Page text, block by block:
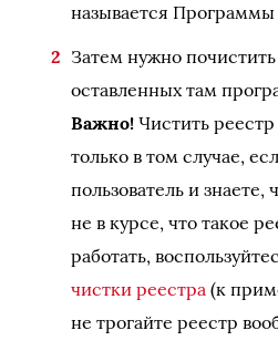
называется
Затем нужно почистить
оставленных там
Важно! Чистить
только в том случае,
пользователь и знаете,
не в курсе, что такое
работать,
чистки реестра (к
не трогайте реестр